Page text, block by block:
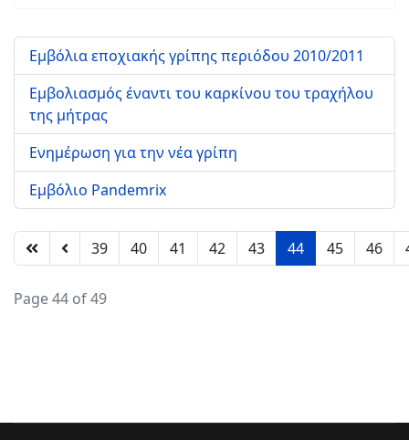
Εμβόλια εποχιακής γρίπης περιόδου 2010/2011
Εμβολιασμός έναντι του καρκίνου του τραχήλου
της μήτρας
Ενημέρωση για την νέα γρίπη
Εμβόλιο Pandemrix
39 40 41 42 43 44 45 46
Page 44 of 49